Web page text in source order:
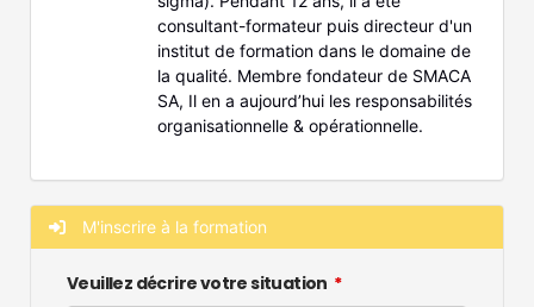
consultant-formateur puis directeur d'un
institut de formation dans le domaine de
la qualité. Membre fondateur de SMACA
SA, Il en a aujourd’hui les responsabilités
organisationnelle & opérationnelle.
M'inscrire à la formation
Veuillez décrire votre situation